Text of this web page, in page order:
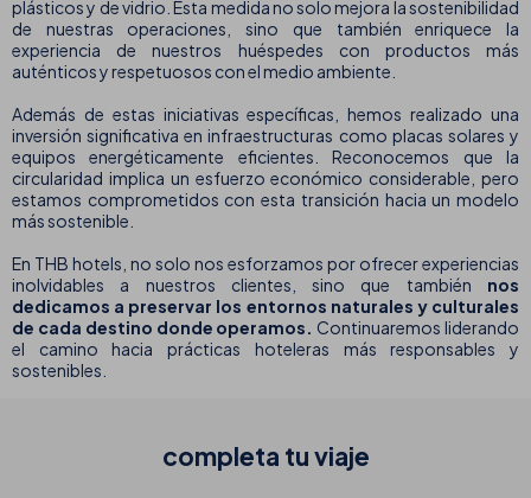
plásticos y de vidrio. Esta medida no solo mejora la sostenibilidad
de nuestras operaciones, sino que también enriquece la
experiencia de nuestros huéspedes con productos más
auténticos y respetuosos con el medio ambiente.
Además de estas iniciativas específicas, hemos realizado una
inversión significativa en infraestructuras como placas solares y
equipos energéticamente eficientes. Reconocemos que la
circularidad implica un esfuerzo económico considerable, pero
estamos comprometidos con esta transición hacia un modelo
más sostenible.
En THB hotels, no solo nos esforzamos por ofrecer experiencias
inolvidables a nuestros clientes, sino que también nos
dedicamos a preservar los entornos naturales y culturales
de cada destino donde operamos. Continuaremos liderando
el camino hacia prácticas hoteleras más responsables y
sostenibles.
completa tuviaje